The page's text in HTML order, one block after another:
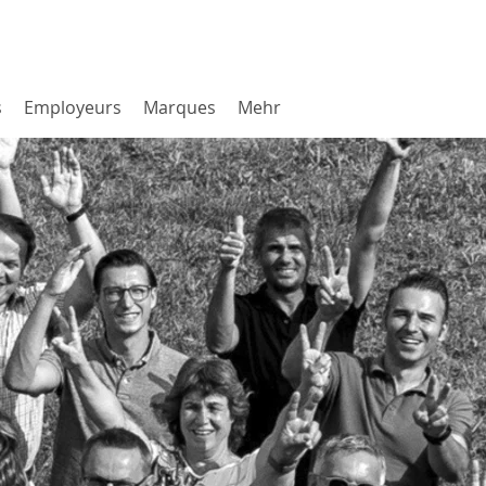
Employeurs Marques Mehr